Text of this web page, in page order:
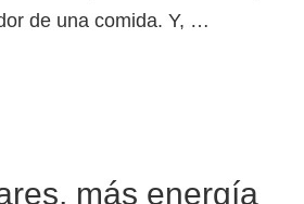
de una comida. Y, …
más energía